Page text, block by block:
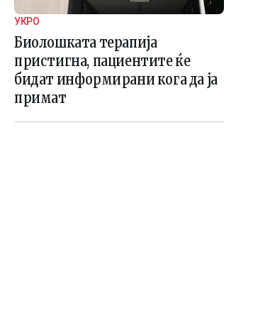
УКРО
Биолошката терапија
пристигна, пациентите ќе
бидат информирани кога да ја
примат